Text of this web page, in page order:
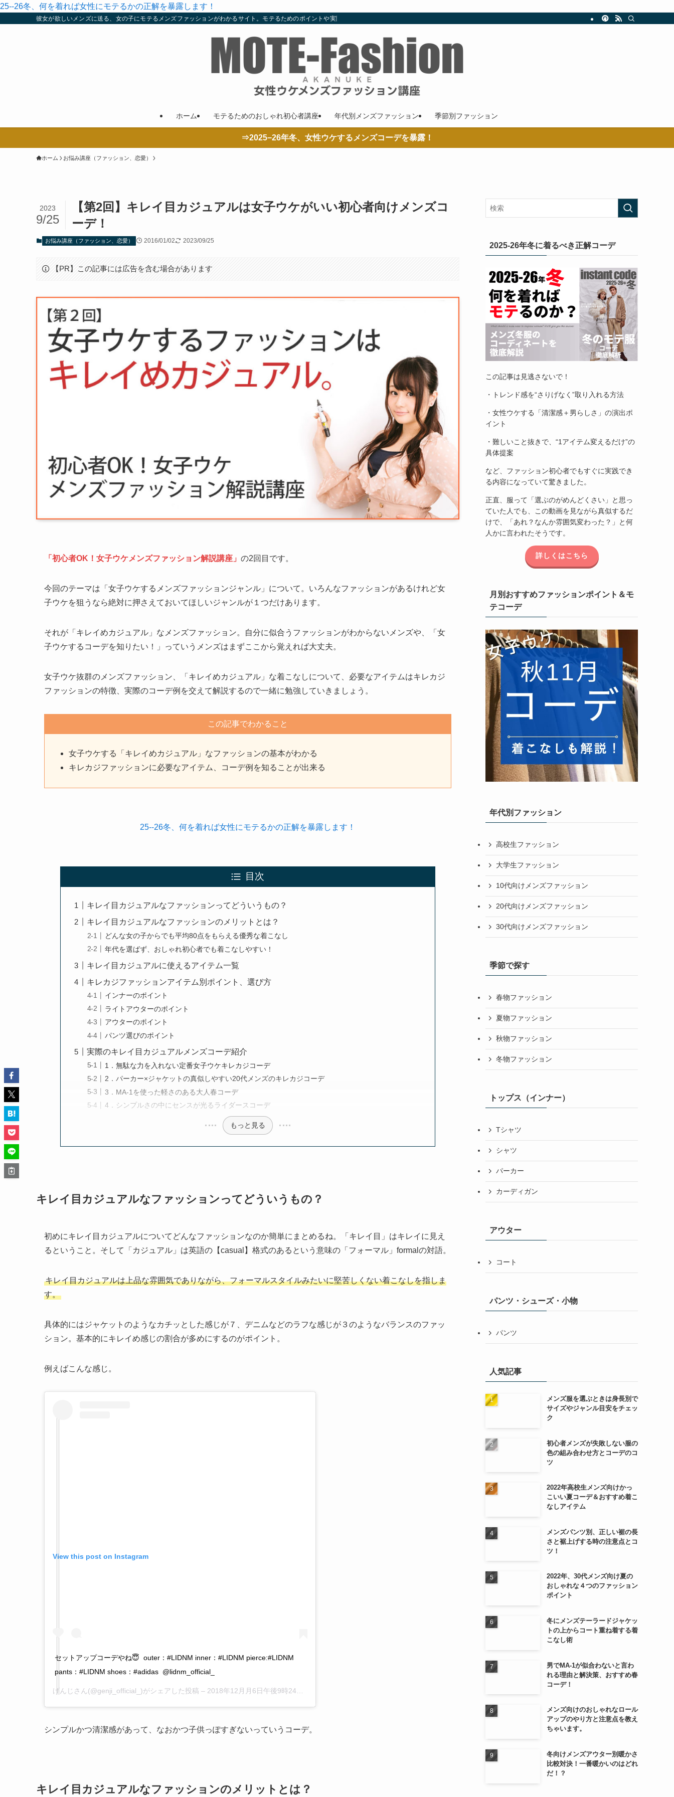
25--26冬、何を着れば女性にモテるかの正解を暴露します！
彼女が欲しいメンズに送る、女の子にモテるメンズファッションがわかるサイト。モテるためのポイントや実際の着こなし、コーデやコラムも随時更新。
ホーム モテるためのおしゃれ初心者講座 年代別メンズファッション 季節別ファッション
⇒2025−26年冬、女性ウケするメンズコーデを暴露！
ホーム お悩み講座（ファッション、恋愛）
【第2回】キレイ目カジュアルは女子ウケがいい初心者向けメンズコ
ーデ！
2023
9/25
お悩み講座（ファッション、恋愛） 2016/01/02 2023/09/25
【PR】この記事には広告を含む場合があります
「初心者OK！女子ウケメンズファッション解説講座」 の2回目です。
今回のテーマは「女子ウケするメンズファッションジャンル」について。いろんなファッションがあるけれど女
子ウケを狙うなら絶対に押さえておいてほしいジャンルが１つだけあります。
それが「キレイめカジュアル」なメンズファッション。自分に似合うファッションがわからないメンズや、「女
子ウケするコーデを知りたい！」っていうメンズはまずここから覚えれば大丈夫。
女子ウケ抜群のメンズファッション、「キレイめカジュアル」な着こなしについて、必要なアイテムはキレカジ
ファッションの特徴、実際のコーデ例を交えて解説するので一緒に勉強していきましょう。
この記事でわかること
女子ウケする「キレイめカジュアル」なファッションの基本がわかる
キレカジファッションに必要なアイテム、コーデ例を知ることが出来る
25--26冬、何を着れば女性にモテるかの正解を暴露します！
目次
キレイ目カジュアルなファッションってどういうもの？
キレイ目カジュアルなファッションのメリットとは？
どんな女の子からでも平均80点をもらえる優秀な着こなし
年代を選ばず、おしゃれ初心者でも着こなしやすい！
キレイ目カジュアルに使えるアイテム一覧
キレカジファッションアイテム別ポイント、選び方
インナーのポイント
ライトアウターのポイント
アウターのポイント
パンツ選びのポイント
実際のキレイ目カジュアルメンズコーデ紹介
1．無駄な力を入れない定番女子ウケキレカジコーデ
2．パーカー×ジャケットの真似しやすい20代メンズのキレカジコーデ
3．MA-1を使った軽さのある大人春コーデ
4．シンプルさの中にセンスが光るライダースコーデ
もっと見る
キレイ目カジュアルなファッションってどういうもの？
初めにキレイ目カジュアルについてどんなファッションなのか簡単にまとめるね。「キレイ目」はキレイに見え
るということ。そして「カジュアル」は英語の【casual】格式のあるという意味の「フォーマル」formalの対語。
キレイ目カジュアルは上品な雰囲気でありながら、フォーマルスタイルみたいに堅苦しくない着こなしを指しま
す。
具体的にはジャケットのようなカチッとした感じが７、デニムなどのラフな感じが３のようなバランスのファッ
ション。基本的にキレイめ感じの割合が多めにするのがポイント。
例えばこんな感じ。
View this post on Instagram
セットアップコーデやね😇 ㅤㅤㅤㅤㅤㅤㅤㅤㅤㅤㅤㅤㅤ outer：#LIDNM inner：#LIDNM pierce:#LIDNM
pants：#LIDNM shoes：#adidas ㅤㅤㅤㅤㅤㅤㅤㅤㅤㅤㅤㅤㅤ @lidnm_official_
げんじ さん(@genji_official_)がシェアした投稿 – 2018年12月月6日午後9時24分PST
シンプルかつ清潔感があって、なおかつ子供っぽすぎないっていうコーデ。
キレイ目カジュアルなファッションのメリットとは？
2025-26年冬に着るべき正解コーデ
この記事は見逃さないで！
・トレンド感を“さりげなく”取り入れる方法
・女性ウケする「清潔感＋男らしさ」の演出ポ
イント
・難しいこと抜きで、“1アイテム変えるだけ”の
具体提案
など、ファッション初心者でもすぐに実践でき
る内容になっていて驚きました。
正直、服って「選ぶのがめんどくさい」と思っ
ていた人でも、この動画を見ながら真似するだ
けで、「あれ？なんか雰囲気変わった？」と何
人かに言われたそうです。
詳しくはこちら
月別おすすめファッションポイント＆モ
テコーデ
年代別ファッション
高校生ファッション
大学生ファッション
10代向けメンズファッション
20代向けメンズファッション
30代向けメンズファッション
季節で探す
春物ファッション
夏物ファッション
秋物ファッション
冬物ファッション
トップス（インナー）
Tシャツ
シャツ
パーカー
カーディガン
アウター
コート
パンツ・シューズ・小物
パンツ
人気記事
メンズ服を選ぶときは身長別で
サイズやジャンル目安をチェッ
ク
初心者メンズが失敗しない服の
色の組み合わせ方とコーデのコ
ツ
2022年高校生メンズ向けかっ
こいい夏コーデ＆おすすめ着こ
なしアイテム
メンズパンツ別、正しい裾の長
さと裾上げする時の注意点とコ
ツ！
2022年、30代メンズ向け夏の
おしゃれな４つのファッション
ポイント
冬にメンズテーラードジャケッ
トの上からコート重ね着する着
こなし術
男でMA-1が似合わないと言わ
れる理由と解決策、おすすめ春
コーデ！
メンズ向けのおしゃれなロール
アップのやり方と注意点を教え
ちゃいます。
冬向けメンズアウター別暖かさ
比較対決！一番暖かいのはどれ
だ！？